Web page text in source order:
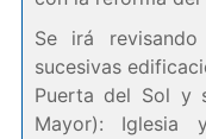
Se irá
sucesivas
Puerta del Sol y
Mayor): Iglesia